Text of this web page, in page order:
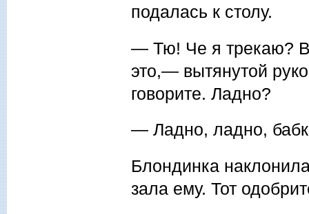
подалась к столу.
— Тю! Че я трекаю?
это,— вытянутой
говорите. Ладно?
— Ладно, ладно,
Блондинка
зала ему. Тот